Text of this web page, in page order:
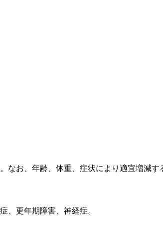
お、年齢、体重、症状により適宜増減す
、更年期障害、神経症。